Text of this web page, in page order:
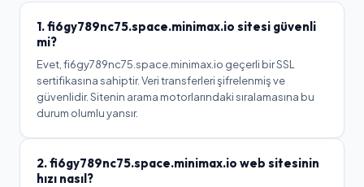
1.fi6gy789nc75.space.minimax.io sitesi güvenli
mi?
Evet, fi6gy789nc75.space.minimax.io geçerli bir SSL
sertifikasına sahiptir. Veri transferleri şifrelenmiş ve
güvenlidir. Sitenin arama motorlarındaki sıralamasına bu
durum olumlu yansır.
2.fi6gy789nc75.space.minimax.io web sitesinin
hızı nasıl?